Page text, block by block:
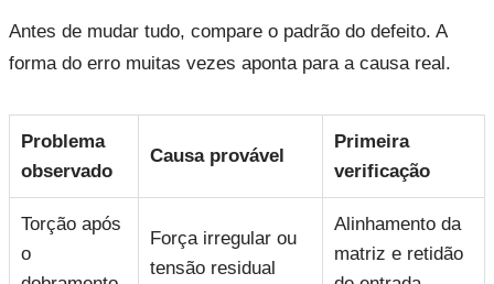
Antes de mudar tudo, compare o padrão do defeito. A
forma do erro muitas vezes aponta para a causa real.
Problema
observado
Causa provável
Primeira
verificação
Torção após
o
Força irregular ou
tensão residual
Alinhamento da
matriz e retidão